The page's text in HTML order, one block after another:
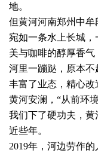
地。
但黄河河南郑州中牟
宛如一条水上长城
美与咖啡的醇厚香气
河里一蹦跶，原本不
丰富了业态，精心改
黄河安澜，“从前环
我们下了硬功夫，黄
近些年。
2019年，河边劳作的